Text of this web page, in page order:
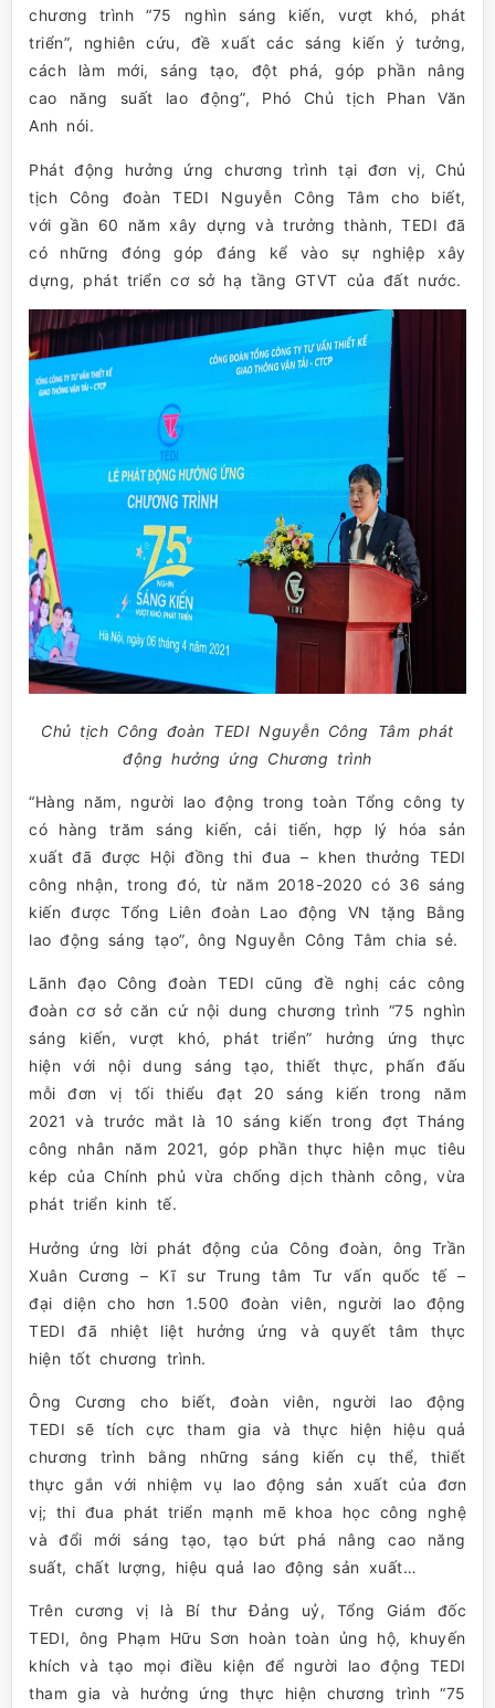
chương trình “75 nghìn sáng kiến, vượt khó, phát
triển”, nghiên cứu, đề xuất các sáng kiến ý tưởng,
cách làm mới, sáng tạo, đột phá, góp phần nâng
cao năng suất lao động”, Phó Chủ tịch Phan Văn
Anh nói.
Phát động hưởng ứng chương trình tại đơn vị, Chủ
tịch Công đoàn TEDI Nguyễn Công Tâm cho biết,
với gần 60 năm xây dựng và trưởng thành, TEDI đã
có những đóng góp đáng kể vào sự nghiệp xây
dựng, phát triển cơ sở hạ tầng GTVT của đất nước.
Chủ tịch Công đoàn TEDI Nguyễn Công Tâm phát
động hưởng ứng Chương trình
“Hàng năm, người lao động trong toàn Tổng công ty
có hàng trăm sáng kiến, cải tiến, hợp lý hóa sản
xuất đã được Hội đồng thi đua – khen thưởng TEDI
công nhận, trong đó, từ năm 2018-2020 có 36 sáng
kiến được Tổng Liên đoàn Lao động VN tặng Bằng
lao động sáng tạo”, ông Nguyễn Công Tâm chia sẻ.
Lãnh đạo Công đoàn TEDI cũng đề nghị các công
đoàn cơ sở căn cứ nội dung chương trình “75 nghìn
sáng kiến, vượt khó, phát triển” hưởng ứng thực
hiện với nội dung sáng tạo, thiết thực, phấn đấu
mỗi đơn vị tối thiểu đạt 20 sáng kiến trong năm
2021 và trước mắt là 10 sáng kiến trong đợt Tháng
công nhân năm 2021, góp phần thực hiện mục tiêu
kép của Chính phủ vừa chống dịch thành công, vừa
phát triển kinh tế.
Hưởng ứng lời phát động của Công đoàn, ông Trần
Xuân Cương – Kĩ sư Trung tâm Tư vấn quốc tế –
đại diện cho hơn 1.500 đoàn viên, người lao động
TEDI đã nhiệt liệt hưởng ứng và quyết tâm thực
hiện tốt chương trình.
Ông Cương cho biết, đoàn viên, người lao động
TEDI sẽ tích cực tham gia và thực hiện hiệu quả
chương trình bằng những sáng kiến cụ thể, thiết
thực gắn với nhiệm vụ lao động sản xuất của đơn
vị; thi đua phát triển mạnh mẽ khoa học công nghệ
và đổi mới sáng tạo, tạo bứt phá nâng cao năng
suất, chất lượng, hiệu quả lao động sản xuất…
Trên cương vị là Bí thư Đảng uỷ, Tổng Giám đốc
TEDI, ông Phạm Hữu Sơn hoàn toàn ủng hộ, khuyến
khích và tạo mọi điều kiện để người lao động TEDI
tham gia và hưởng ứng thực hiện chương trình “75